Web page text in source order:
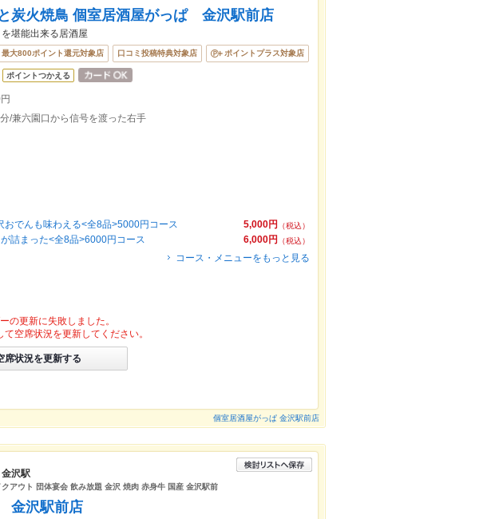
炭火焼鳥 個室居酒屋がっぱ 金沢駅前店
堪能出来る居酒屋
最大800ポイント還元対象店 口コミ投稿特典対象店 ポイントプラス対象店
ポイントつかえる
/兼六園口から信号を渡った右手
5,000円
（税込）
おでんも味わえる<全8品>5000円コース
6,000円
（税込）
詰まった<全8品>6000円コース
コース・メニューをもっと見る
の更新に失敗しました。
空席状況を更新してください。
席状況を更新する
個室居酒屋がっぱ 金沢駅前店
沢駅
アウト 団体宴会 飲み放題 金沢 焼肉 赤身牛 国産 金沢駅前
金沢駅前店